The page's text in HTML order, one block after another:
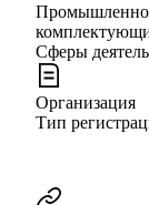
Сферы
Организация
Тип